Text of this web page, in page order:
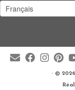
· © 2026